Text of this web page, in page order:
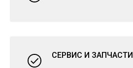
СЕРВИС И ЗАПЧАСТИ